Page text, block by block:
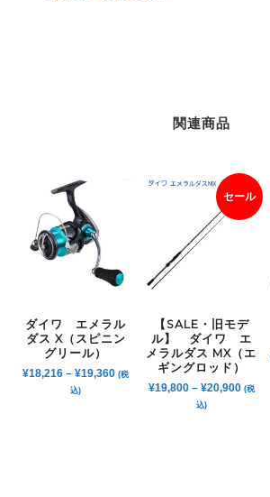
関連商品
ダイワ エメラル
ダス X（スピニン
グリール）
¥18,216 –¥19,360 (税
込)
セール
【SALE・旧モデ
ル】 ダイワ エ
メラルダス MX（エ
ギングロッド）
¥19,800– ¥20,900 (税
込)